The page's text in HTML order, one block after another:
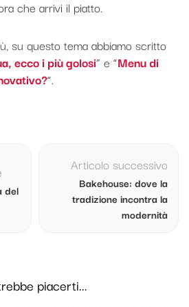
che arrivi il piatto.
su questo tema abbiamo scritto
ecco i più golosi” e “Menu di
“.
del
Articolo successivo
Bakehouse: dove la
tradizione incontra la
modernità
piacerti...